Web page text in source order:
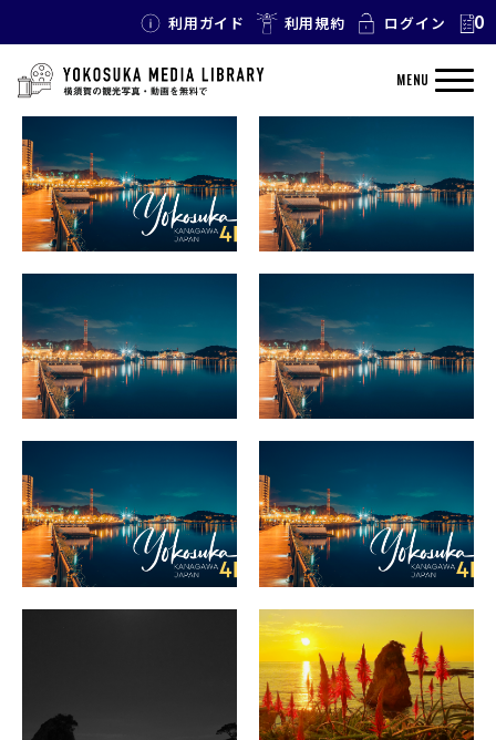
利用ガイド 利用規約 ログイン 0
MENU
TAG: 立石公園